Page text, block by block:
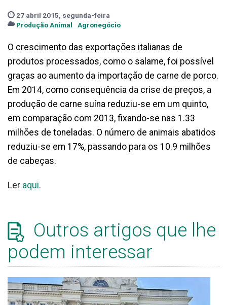
27 abril 2015, segunda-feira
Produção Animal
Agronegócio
O crescimento das exportações italianas de
produtos processados, como o salame, foi possível
graças ao aumento da importação de carne de porco.
Em 2014, como consequência da crise de preços, a
produção de carne suína reduziu-se em um quinto,
em comparação com 2013, fixando-se nas 1.33
milhões de toneladas. O número de animais abatidos
reduziu-se em 17%, passando para os 10.9 milhões
de cabeças.
Ler aqui.
Outros artigos que lhe
podem interessar